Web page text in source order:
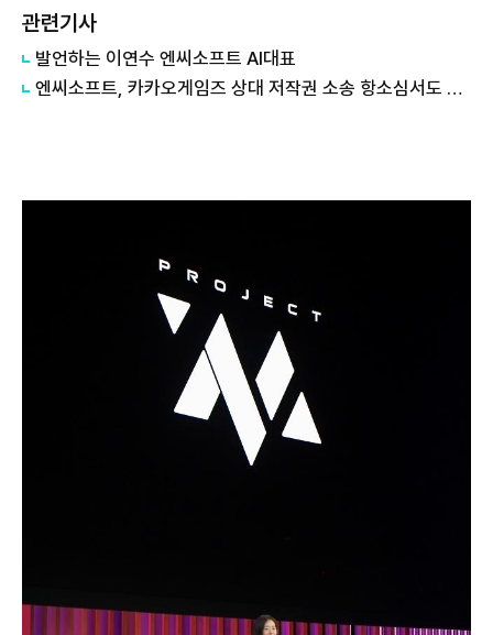
관련기사
발언하는 ​​​​​​​이연수 엔씨소프트 AI대표
엔씨소프트, 카카오게임즈 상대 저작권 소송 항소심서도 패소